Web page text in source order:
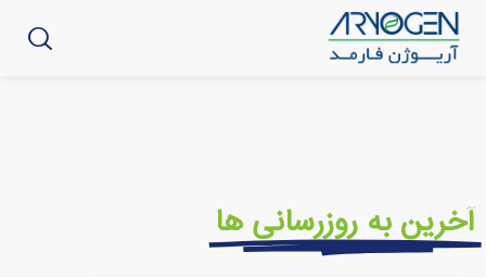
آخرین به روزرسانی ها